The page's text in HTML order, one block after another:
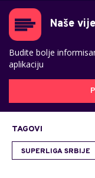
Naše
Budite bolje
aplikaciju
TAGOVI
SUPERLIGA SRBIJE